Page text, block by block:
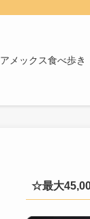
アメックス食べ歩き
☆最大